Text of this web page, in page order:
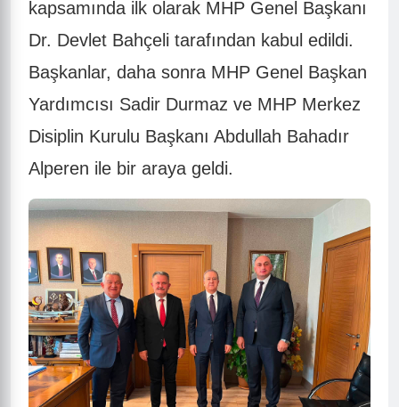
kapsamında ilk olarak MHP Genel Başkanı
Dr. Devlet Bahçeli tarafından kabul edildi.
Başkanlar, daha sonra MHP Genel Başkan
Yardımcısı Sadir Durmaz ve MHP Merkez
Disiplin Kurulu Başkanı Abdullah Bahadır
Alperen ile bir araya geldi.